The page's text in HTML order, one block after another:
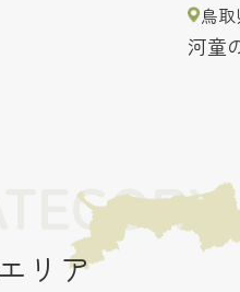
鳥
河童
リア